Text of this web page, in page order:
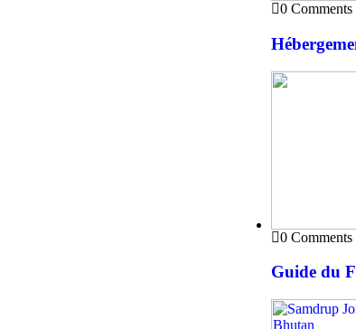
0 Comments
0 Comments
Guide du